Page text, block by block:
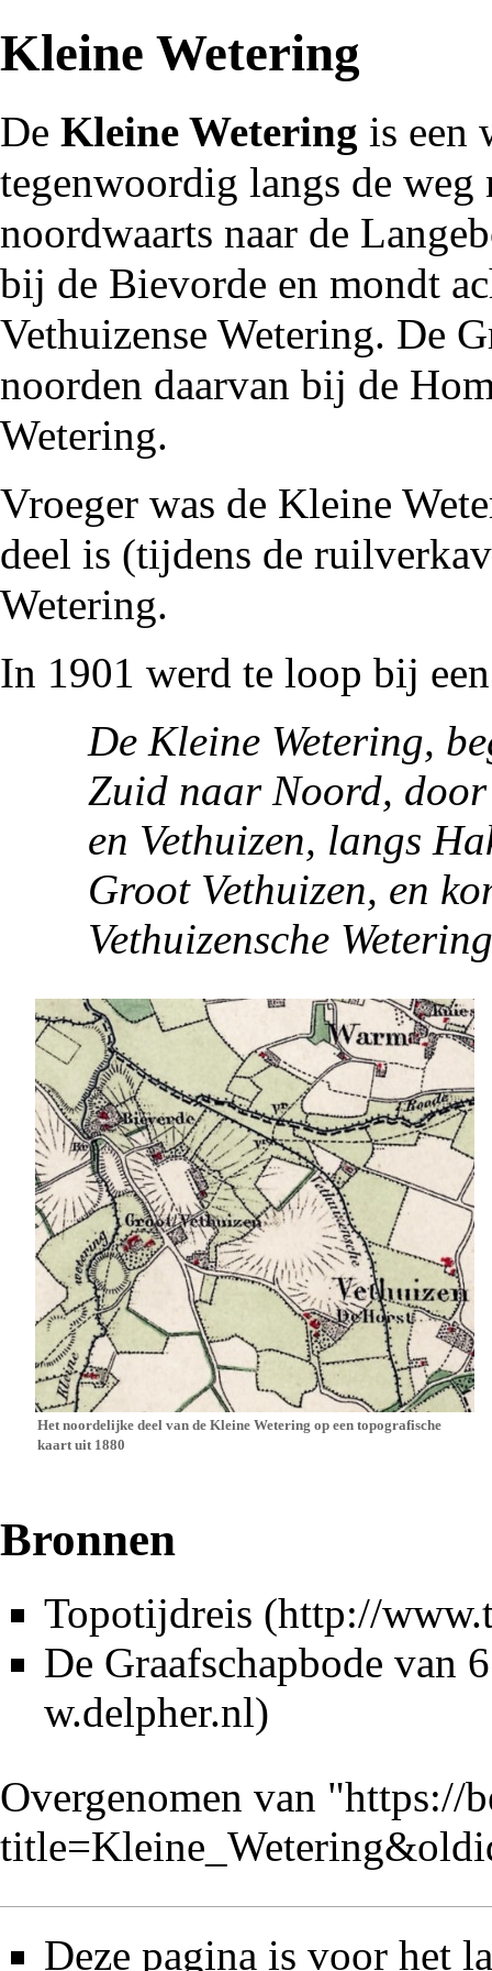
Kleine Wetering
De Kleine Wetering is een
tegenwoordig langs de weg
noordwaarts naar de
bij de Bievorde en mondt
Vethuizense Wetering. De
noorden daarvan bij de
Wetering.
Vroeger was de Kleine
deel is (tijdens de
Wetering.
In 1901 werd te loop bij
De Kleine Wetering,
Zuid naar Noord, door
en Vethuizen, langs
Groot Vethuizen, en
Vethuizensche
Het noordelijke deel van de Kleine Wetering op een topografische
kaart uit 1880
Bronnen
Topotijdreis
De Graafschapbode van
Overgenomen van "https://
Deze pagina is voor het